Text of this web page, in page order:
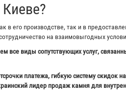
его производстве, так и в
на взаимовыгодных
все виды сопутствующих услуг,
платежа, гибкую систему скидок
лидер продаж камня для